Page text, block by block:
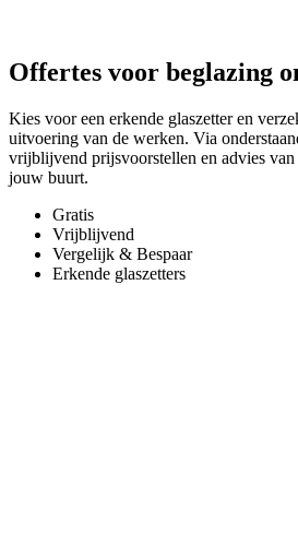
Offertes voor beglazing
Kies voor een erkende glaszetter en
uitvoering van de werken. Via
vrijblijvend prijsvoorstellen en advies
jouw buurt.
Gratis
Vrijblijvend
Vergelijk & Bespaar
Erkende glaszetters